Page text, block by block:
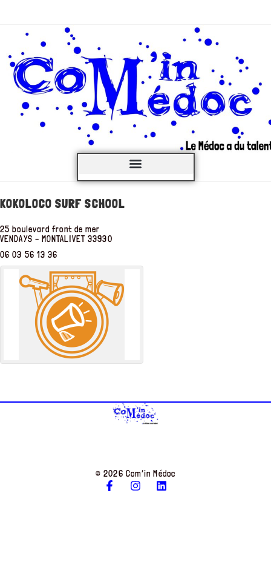
KOKOLOCO SURF SCHOOL
25 boulevard front de mer
VENDAYS – MONTALIVET 33930
06 03 56 13 36
© 2026 Com’in Médoc